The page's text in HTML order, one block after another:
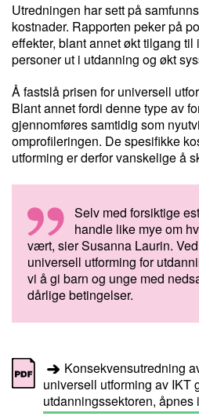
Utredningen har sett på
kostnader. Rapporten peker på
effekter, blant annet økt tilgang til
personer ut i utdanning og økt
Å fastslå prisen for universell
Blant annet fordi denne type av
gjennomføres samtidig som
omprofileringen. De spesifikke
utforming er derfor vanskelige å
Selv med forsiktige
handle like mye om
vært, sier Susanna Laurin.
universell utforming for
vi å gi barn og unge med
dårlige betingelser.
Konsekvensutredning
universell utforming av IKT
utdanningssektoren, åpnes